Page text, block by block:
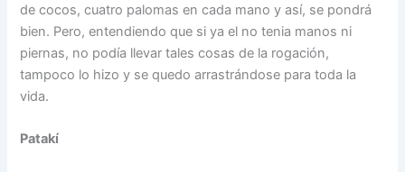
de cocos, cuatro palomas en cada mano y así, se pondrá
bien. Pero, entendiendo que si ya el no tenia manos ni
piernas, no podía llevar tales cosas de la rogación,
tampoco lo hizo y se quedo arrastrándose para toda la
vida.
Patakí